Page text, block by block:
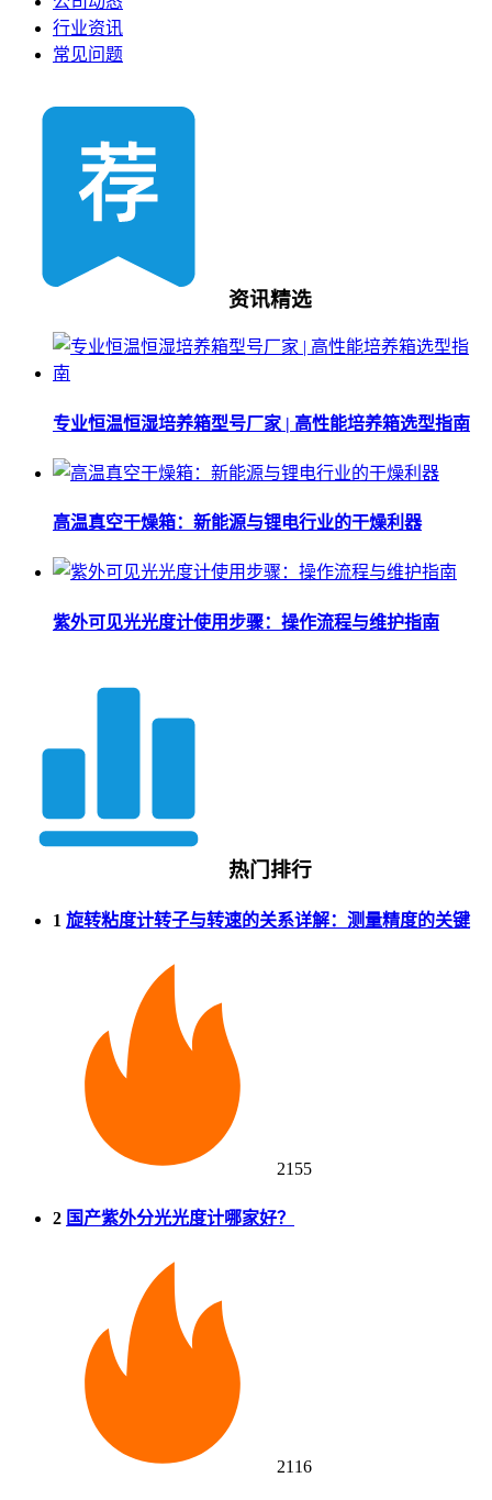
行业资讯
常见问题
资讯精选
专业恒温恒湿培养箱型号厂家 | 高性能培养箱选型指南
高温真空干燥箱：新能源与锂电行业的干燥利器
紫外可见光光度计使用步骤：操作流程与维护指南
热门排行
1 旋转粘度计转子与转速的关系详解：测量精度的关键
2155
2 国产紫外分光光度计哪家好？
2116